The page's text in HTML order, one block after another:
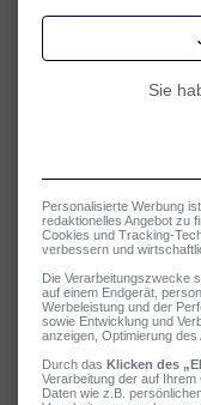
Verspannter
Der gestresste „Büro-
Verspannungen – das
echten Belastung im
Mehr erfahren